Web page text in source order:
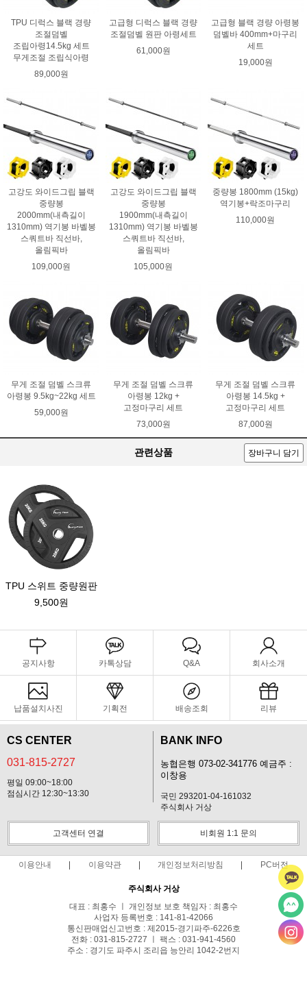
TPU 디럭스 블랙 경량
조절덤벨
조립아령14.5kg 세트
무게조절 조립식아령
89,000원
고급형 디럭스 블랙 경량
조절덤벨 원판 아령세트
61,000원
고급형 블랙 경량 아령봉
덤벨바 400mm+마구리
세트
19,000원
고강도 와이드그립 블랙
중량봉
2000mm(내측길이
1310mm) 역기봉 바벨봉
스쿼트바 직선바,
올림픽바
109,000원
고강도 와이드그립 블랙
중량봉
1900mm(내측길이
1310mm) 역기봉 바벨봉
스쿼트바 직선바,
올림픽바
105,000원
중량봉 1800mm (15kg)
역기봉+락조마구리
110,000원
무게 조절 덤벨 스크류
아령봉 9.5kg~22kg 세트
59,000원
무게 조절 덤벨 스크류
아령봉 12kg +
고정마구리 세트
73,000원
무게 조절 덤벨 스크류
아령봉 14.5kg +
고정마구리 세트
87,000원
관련상품 장바구니 담기
TPU 스위트 중량원판
9,500원
공지사항 카톡상담 Q&A 회사소개
납품설치사진 기획전 배송조회 리뷰
CS CENTER
031-815-2727
평일 09:00~18:00
점심시간 12:30~13:30
BANK INFO
농협은행 073-02-341776 예금주 :
이창용
국민 293201-04-161032
주식회사 거상
고객센터 연결 비회원 1:1 문의
이용안내 이용약관 개인정보처리방침 PC버전
주식회사 거상
대표 : 최홍수 ㅣ 개인정보 보호 책임자 : 최홍수
사업자 등록번호 : 141-81-42066
통신판매업신고번호 : 제2015-경기파주-6226호
전화 : 031-815-2727 ㅣ 팩스 : 031-941-4560
주소 : 경기도 파주시 조리읍 능안리 1042-2번지